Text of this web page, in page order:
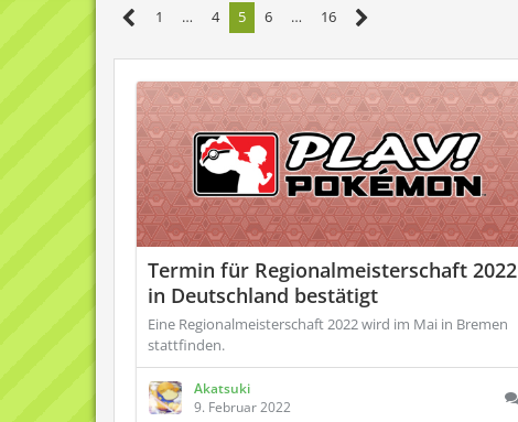
1 … 4 5 6 … 16
Termin für Regionalmeisterschaft 2022
in Deutschland bestätigt
Eine Regionalmeisterschaft 2022 wird im Mai in Bremen
stattfinden.
Akatsuki
9. Februar 2022